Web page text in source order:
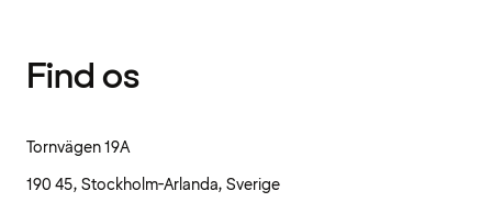
Find os
Tornvägen 19A
190 45, Stockholm-Arlanda, Sverige